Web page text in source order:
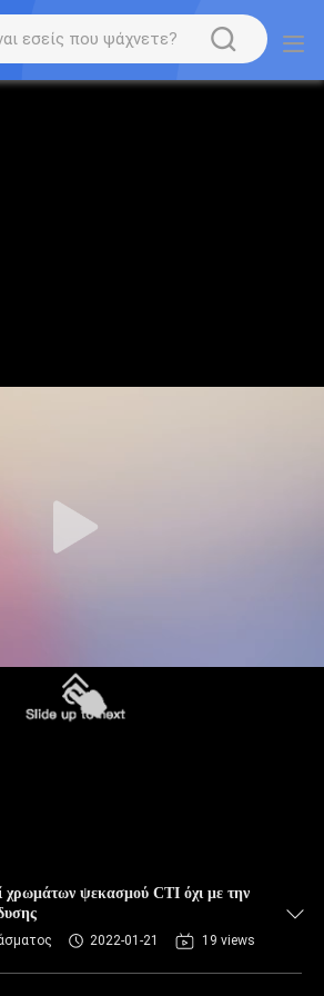
χρωμάτων ψεκασμού CTI όχι με την
2022-01-21 19 views